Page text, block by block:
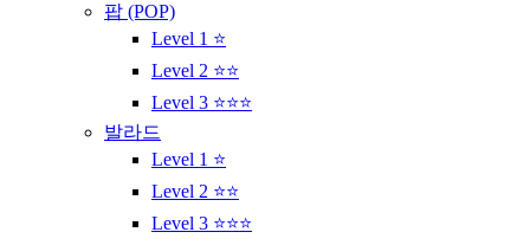
팝 (POP)
Level 1 ⭐
Level 2 ⭐⭐
Level 3 ⭐⭐⭐
발라드
Level 1 ⭐
Level 2 ⭐⭐
Level 3 ⭐⭐⭐